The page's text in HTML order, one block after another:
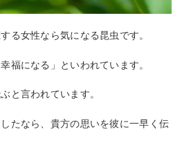
る女性なら気になる昆虫です。
福になる」といわれています。
と言われています。
たなら、貴方の思いを彼に一早く伝